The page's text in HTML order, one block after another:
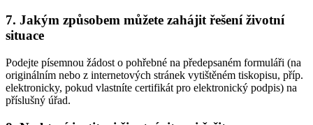
7. Jakým způsobem můžete zahájit řešení životní
situace
Podejte písemnou žádost o pohřebné na předepsaném formuláři (na
originálním nebo z internetových stránek vytištěném tiskopisu, příp.
elektronicky, pokud vlastníte certifikát pro elektronický podpis) na
příslušný úřad.